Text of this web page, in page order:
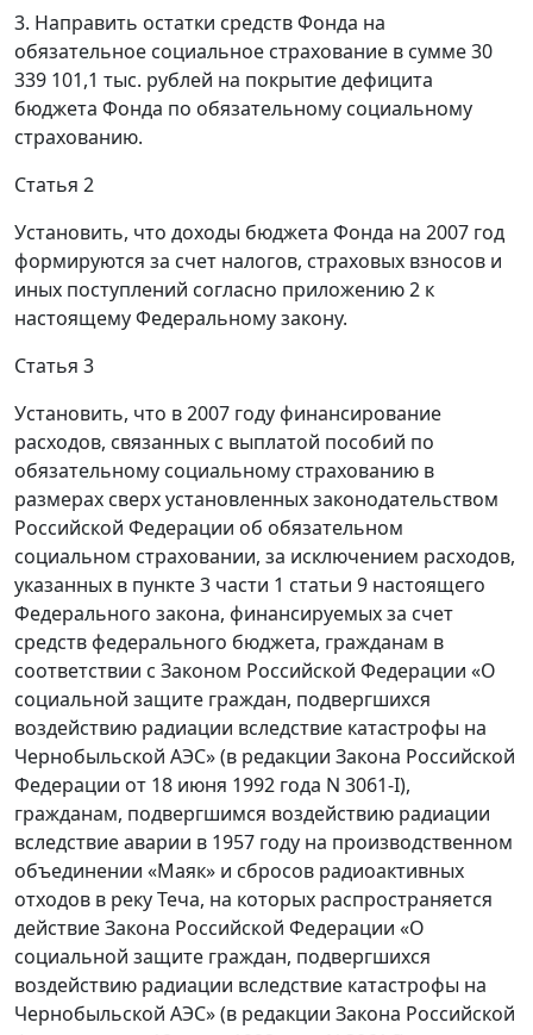
3. Направить остатки средств Фонда на
обязательное социальное страхование в сумме 30
339 101,1 тыс. рублей на покрытие дефицита
бюджета Фонда по обязательному социальному
страхованию.
Статья 2
Установить, что доходы бюджета Фонда на 2007 год
формируются за счет налогов, страховых взносов и
иных поступлений согласно приложению 2 к
настоящему Федеральному закону.
Статья 3
Установить, что в 2007 году финансирование
расходов, связанных с выплатой пособий по
обязательному социальному страхованию в
размерах сверх установленных законодательством
Российской Федерации об обязательном
социальном страховании, за исключением расходов,
указанных в пункте 3 части 1 статьи 9 настоящего
Федерального закона, финансируемых за счет
средств федерального бюджета, гражданам в
соответствии с Законом Российской Федерации «О
социальной защите граждан, подвергшихся
воздействию радиации вследствие катастрофы на
Чернобыльской АЭС» (в редакции Закона Российской
Федерации от 18 июня 1992 года N 3061-I),
гражданам, подвергшимся воздействию радиации
вследствие аварии в 1957 году на производственном
объединении «Маяк» и сбросов радиоактивных
отходов в реку Теча, на которых распространяется
действие Закона Российской Федерации «О
социальной защите граждан, подвергшихся
воздействию радиации вследствие катастрофы на
Чернобыльской АЭС» (в редакции Закона Российской